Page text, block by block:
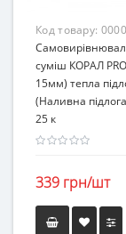
Код товару:
суміш КОРАЛ
15мм) тепла
(Наливна
25 к
339 грн/шт